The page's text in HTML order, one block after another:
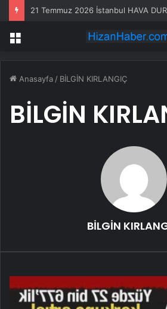
Menü
Anasayfa / BİLGİN KIRLANGIÇ
BİLGİN
BİLGİN